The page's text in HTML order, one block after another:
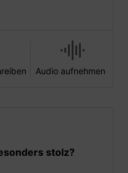
Audio aufnehmen
stolz?